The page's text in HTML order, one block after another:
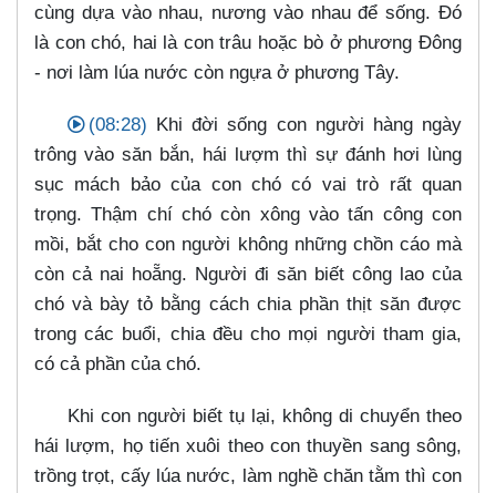
cùng dựa vào nhau, nương vào nhau để sống. Đó
là con chó, hai là con trâu hoặc bò ở phương Đông
- nơi làm lúa nước còn ngựa ở phương Tây.
(08:28) Khi đời sống con người hàng ngày
trông vào săn bắn, hái lượm thì sự đánh hơi lùng
sục mách bảo của con chó có vai trò rất quan
trọng. Thậm chí chó còn xông vào tấn công con
mồi, bắt cho con người không những chồn cáo mà
còn cả nai hoẵng. Người đi săn biết công lao của
chó và bày tỏ bằng cách chia phần thịt săn được
trong các buổi, chia đều cho mọi người tham gia,
có cả phần của chó.
Khi con người biết tụ lại, không di chuyển theo
hái lượm, họ tiến xuôi theo con thuyền sang sông,
trồng trọt, cấy lúa nước, làm nghề chăn tằm thì con